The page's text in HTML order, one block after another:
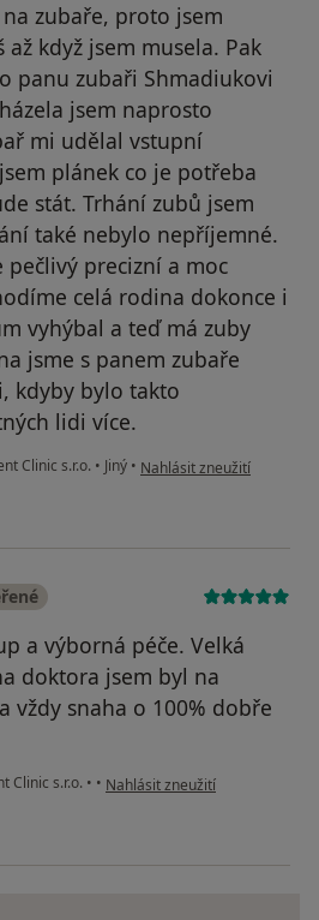
zubaře, proto jsem
když jsem musela. Pak
panu zubaři Shmadiukovi
jsem naprosto
mi udělal vstupní
plánek co je potřeba
stát. Trhání zubů jsem
také nebylo nepříjemné.
pečlivý precizní a moc
celá rodina dokonce i
vyhýbal a teď má zuby
jsme s panem zubaře
kdyby bylo takto
lidi více.
Clinic s.r.o. • Jiný • podle názoru uživatele
Nahlásit zneužití
a výborná péče. Velká
doktora jsem byl na
vždy snaha o 100% dobře
Clinic s.r.o. • • podle názoru uživatele Petr M.
Nahlásit zneužití